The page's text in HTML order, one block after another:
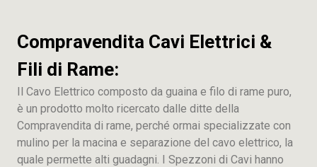
Compravendita Cavi Elettrici &
Fili di Rame:
Il Cavo Elettrico composto da guaina e filo di rame puro,
è un prodotto molto ricercato dalle ditte della
Compravendita di rame, perché ormai specializzate con
mulino per la macina e separazione del cavo elettrico, la
quale permette alti guadagni. I Spezzoni di Cavi hanno